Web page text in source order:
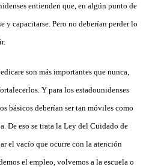
entienden que, en algún punto de
y capacitarse. Pero no deberían perder lo
son más importantes que nunca,
Y para los estadounidenses
básicos deberían ser tan móviles como
De eso se trata la Ley del Cuidado de
el vacío que ocurre con la atención
el empleo, volvemos a la escuela o